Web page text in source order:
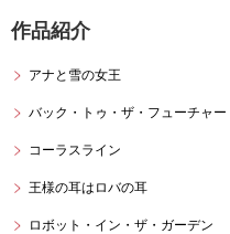
作品紹介
アナと雪の女王
バック・トゥ・ザ・フューチャー
コーラスライン
王様の耳はロバの耳
ロボット・イン・ザ・ガーデン